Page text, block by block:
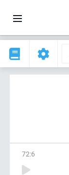
72:6